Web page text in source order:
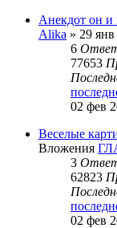
Анекдот он и
Alika » 29
6
77653
02 фев
Веселые
Вложения
3
62823
02 фев